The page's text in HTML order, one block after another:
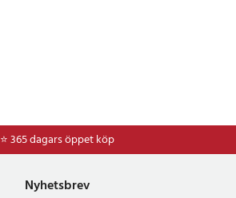
⭐ 365 dagars öppet köp
Nyhetsbrev